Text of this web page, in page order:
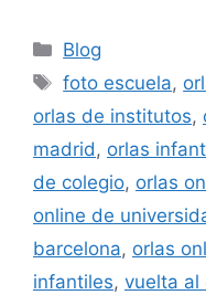
Categorías
Blog
Etiquetas
foto escuela,
orlas de institutos,
madrid, orlas
de colegio, orlas
online de
barcelona, orlas
infantiles, vuelta al